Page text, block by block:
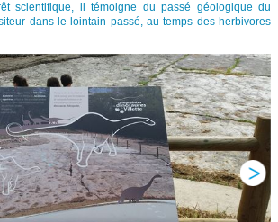
scientifique, il témoigne du passé géologique du
dans le lointain passé, au temps des herbivores